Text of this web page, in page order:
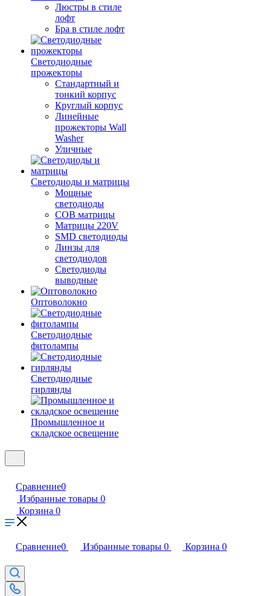
Люстры в стиле
лофт
Бра в стиле лофт
Светодиодные
прожекторы
Стандартный и
тонкий корпус
Круглый корпус
Линейные
прожекторы Wall
Washer
Уличные
Светодиоды и матрицы
Мощные
светодиоды
COB матрицы
Матрицы 220V
SMD светодиоды
Линзы для
светодиодов
Светодиоды
выводные
Оптоволокно
Светодиодные
фитолампы
Светодиодные
гирлянды
Промышленное и
складское освещение
Сравнение0
Избранные товары 0
Корзина 0
Сравнение0 Избранные товары 0 Корзина 0